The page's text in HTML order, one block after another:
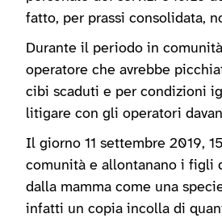
fatto, per prassi consolidata,
Durante il periodo in
operatore che avrebbe
cibi scaduti e per condizioni
litigare con gli operatori
Il giorno 11 settembre 2019,
comunità e allontanano i figli
dalla mamma come una
infatti un copia incolla di